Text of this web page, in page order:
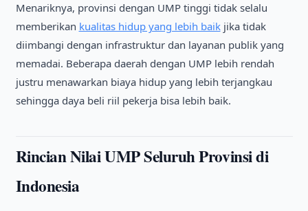
Menariknya, provinsi dengan UMP tinggi tidak selalu
memberikan kualitas hidup yang lebih baikjika tidak
diimbangi dengan infrastruktur dan layanan publik yang
memadai. Beberapa daerah dengan UMP lebih rendah
justru menawarkan biaya hidup yang lebih terjangkau
sehingga daya beli riil pekerja bisa lebih baik.
Rincian Nilai UMP Seluruh Provinsi di
Indonesia